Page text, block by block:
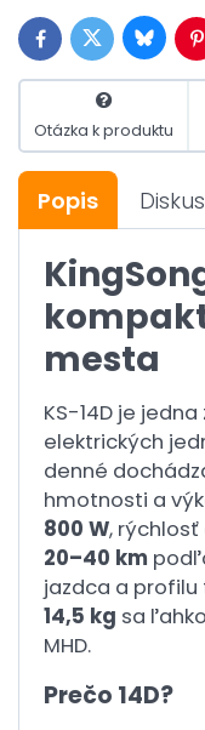
FacebookTwitterBluesky
Otázka k produktu
Popis
mesta
KS-14D je
elektrických
denné
hmotnosti a
800 W, rýchlosť
20–40 km
jazdca a
14,5 kg sa
MHD.
Prečo 14D?